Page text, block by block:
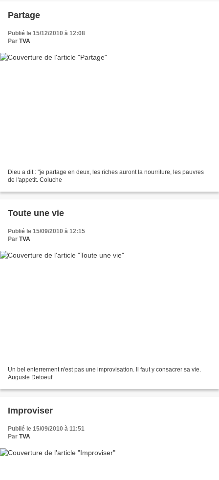
Partage
Publié le 15/12/2010 à 12:08
Par TVA
Dieu a dit : "je partage en deux, les riches auront la nourriture, les pauvres
de l'appetit. Coluche
Toute une vie
Publié le 15/09/2010 à 12:15
Par TVA
Un bel enterrement n'est pas une improvisation. Il faut y consacrer sa vie.
Auguste Detoeuf
Improviser
Publié le 15/09/2010 à 11:51
Par TVA